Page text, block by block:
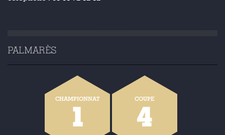
PALMARÈS
CHAMPIONNAT
1
COUPE
4